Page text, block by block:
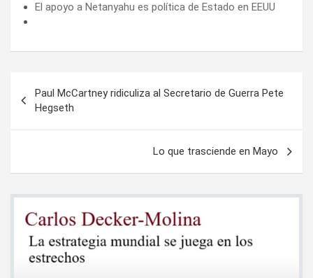
El apoyo a Netanyahu es política de Estado en EEUU
de
entradas
Paul McCartney ridiculiza al Secretario de Guerra Pete
Hegseth
Lo que trasciende en Mayo